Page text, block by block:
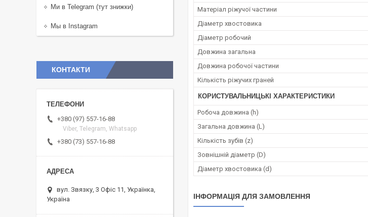
Матеріал ріжучої частини
Діаметр хвостовика
Діаметр робочий
Довжина загальна
Довжина робочої частини
Кількість ріжучих граней
КОРИСТУВАЛЬНИЦЬКІ ХАРАКТЕРИСТИКИ
Робоча довжина (h)
Загальна довжина (L)
Кількість зубів (z)
Зовнішній діаметр (D)
Діаметр хвостовика (d)
ІНФОРМАЦІЯ ДЛЯ ЗАМОВЛЕННЯ
Ми в Telegram (тут знижки)
Мы в Instagram
КОНТАКТИ
+380 (97) 557-16-88
Viber, Telegram, Whatsapp
+380 (73) 557-16-88
вул. Звязку, 3 Офіс 11, Українка,
Україна